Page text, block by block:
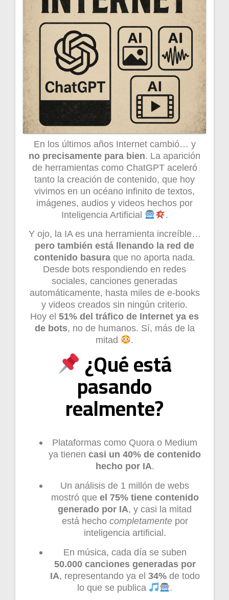
En los últimos años Internet cambió… y
no precisamente para bien. La aparición
de herramientas como ChatGPT aceleró
tanto la creación de contenido, que hoy
vivimos en un océano infinito de textos,
imágenes, audios y videos hechos por
Inteligencia Artificial
.
Y ojo, la IA es una herramienta increíble…
pero también está llenando la red de
contenido basura que no aporta nada.
Desde bots respondiendo en redes
sociales, canciones generadas
automáticamente, hasta miles de e-books
y videos creados sin ningún criterio.
Hoy el 51% del tráfico de Internet ya es
de bots, no de humanos. Sí, más de la
mitad
.
¿Qué está
pasando
realmente?
Plataformas como Quora o Medium
ya tienen casi un 40% de contenido
hecho por IA.
Un análisis de 1 millón de webs
mostró que el 75% tiene contenido
generado por IA, y casi la mitad
está hecho completamentepor
inteligencia artificial.
En música, cada día se suben
50.000 canciones generadas por
IA, representando ya el 34%de todo
lo que se publica
.